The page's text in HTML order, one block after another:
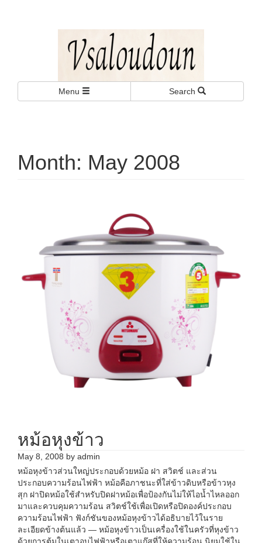
งานบริการทั่วไป บริ
Menu Search
Month: May 2008
หม้อหุงข้าว
May 8, 2008 by admin
หม้อหุงข้าวส่วนใหญ่ประกอบด้วยหม้อ ฝา สวิตช์ และส่วน
ประกอบความร้อนไฟฟ้า หม้อคือภาชนะที่ใส่ข้าวดิบหรือข้าวหุง
สุก ฝาปิดหม้อใช้สำหรับปิดฝาหม้อเพื่อป้องกันไม่ให้ไอน้ำไหลออก
มาและควบคุมความร้อน สวิตช์ใช้เพื่อเปิดหรือปิดองค์ประกอบ
ความร้อนไฟฟ้า ฟังก์ชันของหม้อหุงข้าวได้อธิบายไว้ในราย
ละเอียดข้างต้นแล้ว — หม้อหุงข้าวเป็นเครื่องใช้ในครัวที่หุงข้าว